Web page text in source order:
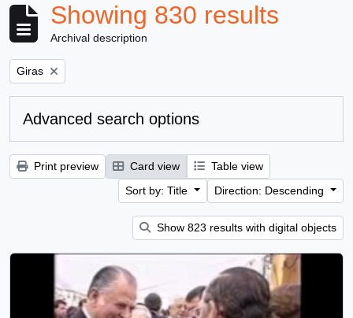
Showing 830 results
Archival description
Remove filter:
Giras
Advanced search options
Print preview Card view
Table view
Sort by: Title
Direction: Descending
Show 823 results with digital objects